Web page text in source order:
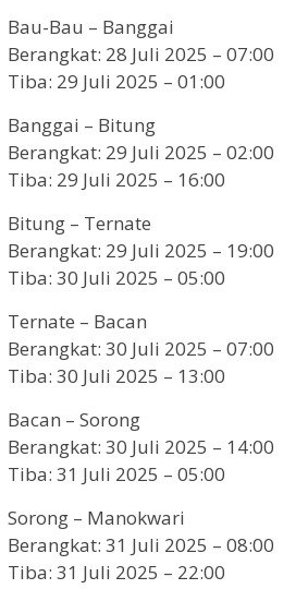
Bau-Bau – Banggai
Berangkat: 28 Juli 2025 – 07:00
Tiba: 29 Juli 2025 – 01:00
Banggai – Bitung
Berangkat: 29 Juli 2025 – 02:00
Tiba: 29 Juli 2025 – 16:00
Bitung – Ternate
Berangkat: 29 Juli 2025 – 19:00
Tiba: 30 Juli 2025 – 05:00
Ternate – Bacan
Berangkat: 30 Juli 2025 – 07:00
Tiba: 30 Juli 2025 – 13:00
Bacan – Sorong
Berangkat: 30 Juli 2025 – 14:00
Tiba: 31 Juli 2025 – 05:00
Sorong – Manokwari
Berangkat: 31 Juli 2025 – 08:00
Tiba: 31 Juli 2025 – 22:00